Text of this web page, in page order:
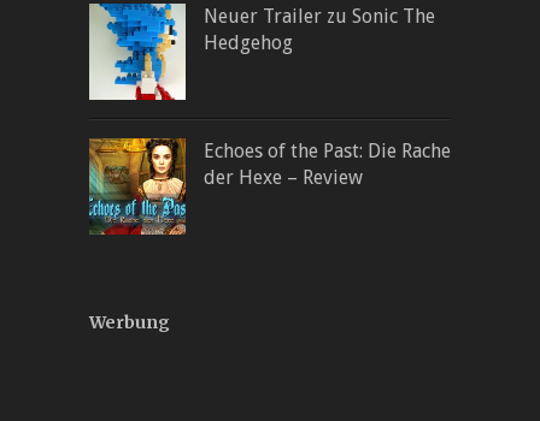
Neuer Trailer zu Sonic The
Hedgehog
Echoes of the Past: Die Rache
der Hexe – Review
Werbung